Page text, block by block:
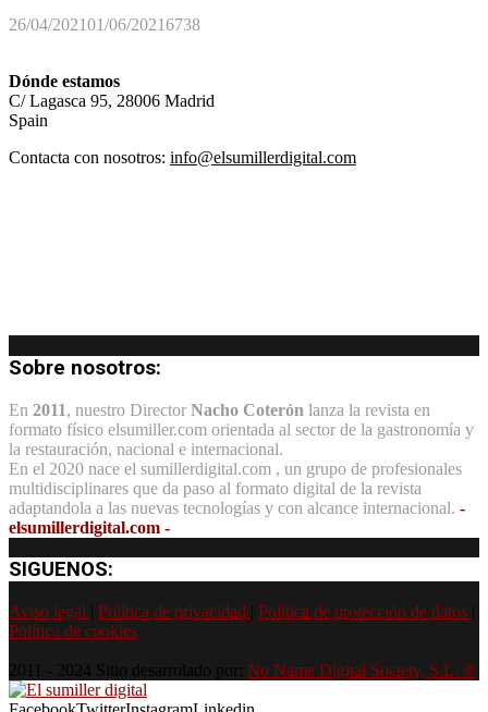
26/04/202101/06/20216738
Dónde estamos
C/ Lagasca 95, 28006 Madrid
Spain
Contacta con nosotros: info@elsumillerdigital.com
Sobre nosotros:
En 2011, nuestro Director Nacho Coterón lanza la revista en
formato físico elsumiller.com orientada al sector de la gastronomía y
la restauración, nacional e internacional.
En el 2020 nace el sumillerdigital.com , un grupo de profesionales
multidisciplinares que da paso al formato digital de la revista
adaptandola a las nuevas tecnologías y con alcance internacional. -
elsumillerdigital.com -
SIGUENOS:
Aviso legal Política de privacidad Política de protección de datos
Política de cookies
2011 - 2024 Sitio desarrolado por: No Name Digital Society, S.L. ®